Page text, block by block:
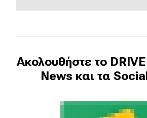
Ακολουθήστε το
News και τα